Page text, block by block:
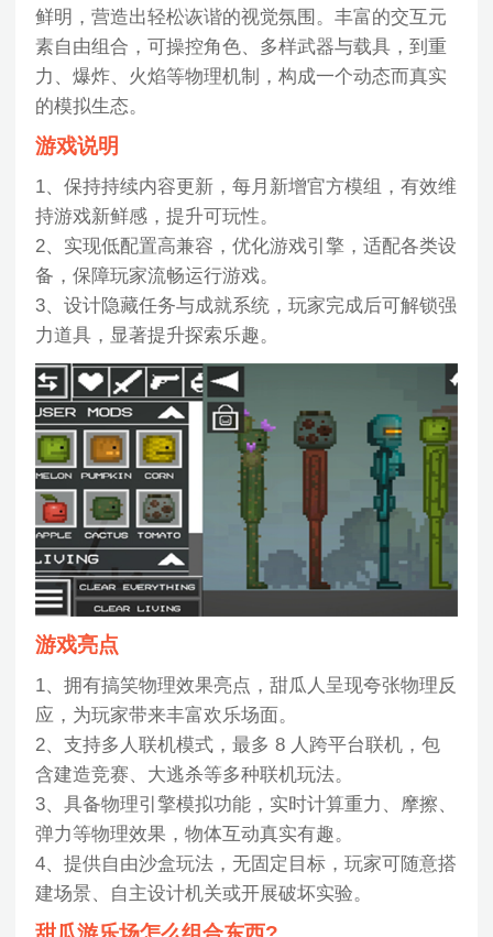
鲜明，营造出轻松诙谐的视觉氛围。丰富的交互元
素自由组合，可操控角色、多样武器与载具，到重
力、爆炸、火焰等物理机制，构成一个动态而真实
的模拟生态。
游戏说明
1、保持持续内容更新，每月新增官方模组，有效维
持游戏新鲜感，提升可玩性。
2、实现低配置高兼容，优化游戏引擎，适配各类设
备，保障玩家流畅运行游戏。
3、设计隐藏任务与成就系统，玩家完成后可解锁强
力道具，显著提升探索乐趣。
游戏亮点
1、拥有搞笑物理效果亮点，甜瓜人呈现夸张物理反
应，为玩家带来丰富欢乐场面。
2、支持多人联机模式，最多 8 人跨平台联机，包
含建造竞赛、大逃杀等多种联机玩法。
3、具备物理引擎模拟功能，实时计算重力、摩擦、
弹力等物理效果，物体互动真实有趣。
4、提供自由沙盒玩法，无固定目标，玩家可随意搭
建场景、自主设计机关或开展破坏实验。